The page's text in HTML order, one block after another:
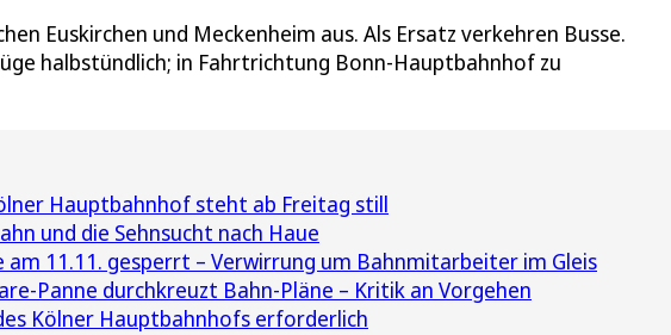
Euskirchen und Meckenheim aus. Als Ersatz verkehren Busse.
halbstündlich; in Fahrtrichtung Bonn-Hauptbahnhof zu
Hauptbahnhof steht ab Freitag still
und die Sehnsucht nach Haue
am 11.11. gesperrt – Verwirrung um Bahnmitarbeiter im Gleis
Panne durchkreuzt Bahn-Pläne – Kritik an Vorgehen
Kölner Hauptbahnhofs erforderlich